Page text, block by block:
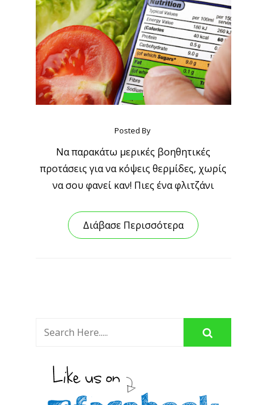
Posted By
Να παρακάτω μερικές βοηθητικές
προτάσεις για να κόψεις θερμίδες, χωρίς
να σου φανεί καν! Πιες ένα φλιτζάνι
Διάβασε Περισσότερα